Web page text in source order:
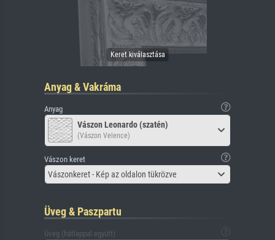
Anyag & Vakráma
Anyag
Vászon Leonardo (szatén)
(Vászon Velence)
Vászon keret
Vászonkeret - Kép az oldalon tükrözve
Üveg & Paszpartu
Üveg (hátlappal együtt)